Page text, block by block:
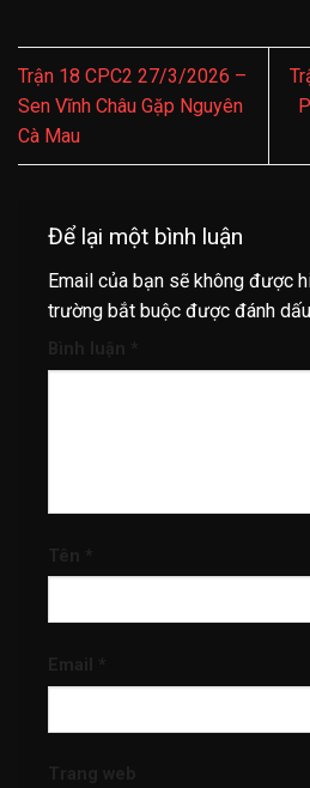
Trận 18 CPC2 27/3/2026 –
Sen Vĩnh Châu Gặp Nguyên
Cà Mau
Để lại một bình luận
Email của bạn sẽ không được
trường bắt buộc được đánh dấu